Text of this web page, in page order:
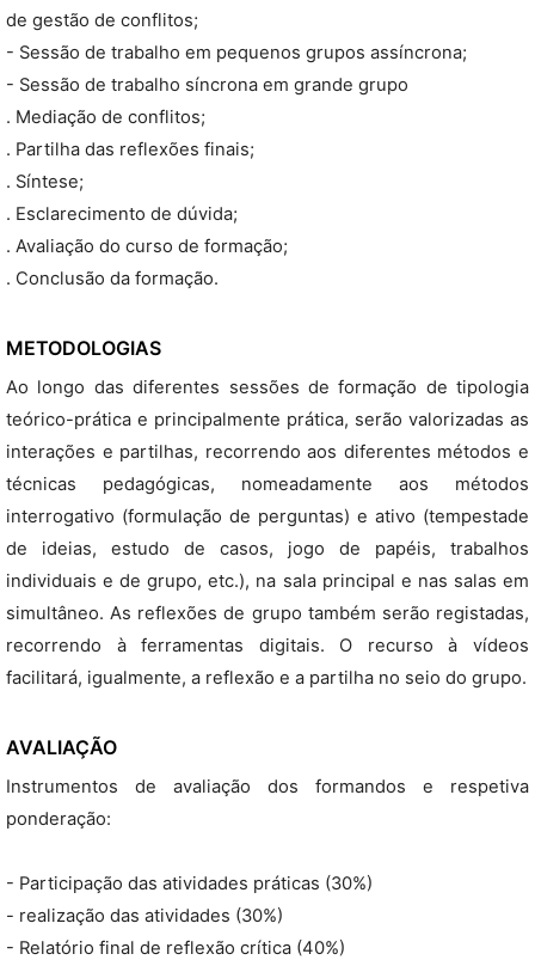
de gestão de conflitos;
- Sessão de trabalho em pequenos grupos assíncrona;
- Sessão de trabalho síncrona em grande grupo
. Mediação de conflitos;
. Partilha das reflexões finais;
. Síntese;
. Esclarecimento de dúvida;
. Avaliação do curso de formação;
. Conclusão da formação.
METODOLOGIAS
Ao longo das diferentes sessões de formação de tipologia
teórico-prática e principalmente prática, serão valorizadas as
interações e partilhas, recorrendo aos diferentes métodos e
técnicas pedagógicas, nomeadamente aos métodos
interrogativo (formulação de perguntas) e ativo (tempestade
de ideias, estudo de casos, jogo de papéis, trabalhos
individuais e de grupo, etc.), na sala principal e nas salas em
simultâneo. As reflexões de grupo também serão registadas,
recorrendo à ferramentas digitais. O recurso à vídeos
facilitará, igualmente, a reflexão e a partilha no seio do grupo.
AVALIAÇÃO
Instrumentos de avaliação dos formandos e respetiva
ponderação:
- Participação das atividades práticas (30%)
- realização das atividades (30%)
- Relatório final de reflexão crítica (40%)